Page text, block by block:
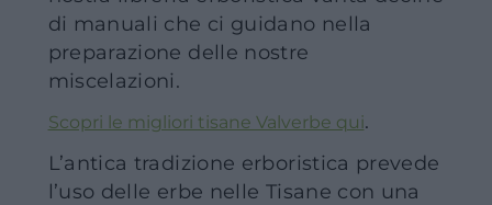
di manuali che ci guidano nella
preparazione delle nostre
miscelazioni.
Scopri le migliori tisane Valverbe qui.
L’antica tradizione erboristica prevede
l’uso delle erbe nelle Tisane con una